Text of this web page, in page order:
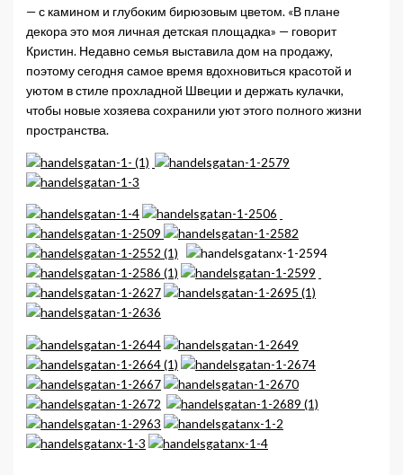
— с камином и глубоким бирюзовым цветом. «В плане
декора это моя личная детская площадка» — говорит
Кристин. Недавно семья выставила дом на продажу,
поэтому сегодня самое время вдохновиться красотой и
уютом в стиле прохладной Швеции и держать кулачки,
чтобы новые хозяева сохранили уют этого полного жизни
пространства.